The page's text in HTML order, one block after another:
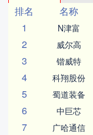
排名
名称
1
N津富
2 威尔高
3 锴威特
4 科翔股份
5 蜀道装备
6 中巨芯
7 广哈通信